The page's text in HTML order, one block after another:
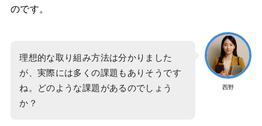
のです。
西野
理想的な取り組み方法は分かりました
が、実際には多くの課題もありそうです
ね。どのような課題があるのでしょう
か？